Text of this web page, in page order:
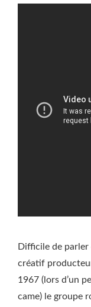
Difficile de
créatif
1967 (lors d’un
came) le groupe